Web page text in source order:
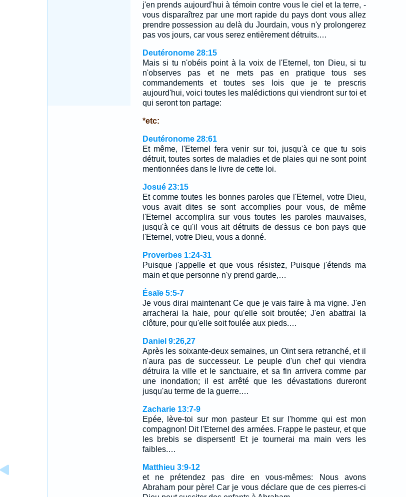
j'en prends aujourd'hui à témoin contre vous le ciel et la terre, -
vous disparaîtrez par une mort rapide du pays dont vous allez
prendre possession au delà du Jourdain, vous n'y prolongerez
pas vos jours, car vous serez entièrement détruits.…
Deutéronome 28:15
Mais si tu n'obéis point à la voix de l'Eternel, ton Dieu, si tu
n'observes pas et ne mets pas en pratique tous ses
commandements et toutes ses lois que je te prescris
aujourd'hui, voici toutes les malédictions qui viendront sur toi et
qui seront ton partage:
*etc:
Deutéronome 28:61
Et même, l'Eternel fera venir sur toi, jusqu'à ce que tu sois
détruit, toutes sortes de maladies et de plaies qui ne sont point
mentionnées dans le livre de cette loi.
Josué 23:15
Et comme toutes les bonnes paroles que l'Eternel, votre Dieu,
vous avait dites se sont accomplies pour vous, de même
l'Eternel accomplira sur vous toutes les paroles mauvaises,
jusqu'à ce qu'il vous ait détruits de dessus ce bon pays que
l'Eternel, votre Dieu, vous a donné.
Proverbes 1:24-31
Puisque j'appelle et que vous résistez, Puisque j'étends ma
main et que personne n'y prend garde,…
Ésaïe 5:5-7
Je vous dirai maintenant Ce que je vais faire à ma vigne. J'en
arracherai la haie, pour qu'elle soit broutée; J'en abattrai la
clôture, pour qu'elle soit foulée aux pieds.…
Daniel 9:26,27
Après les soixante-deux semaines, un Oint sera retranché, et il
n'aura pas de successeur. Le peuple d'un chef qui viendra
détruira la ville et le sanctuaire, et sa fin arrivera comme par
une inondation; il est arrêté que les dévastations dureront
jusqu'au terme de la guerre.…
Zacharie 13:7-9
Epée, lève-toi sur mon pasteur Et sur l'homme qui est mon
compagnon! Dit l'Eternel des armées. Frappe le pasteur, et que
les brebis se dispersent! Et je tournerai ma main vers les
faibles.…
Matthieu 3:9-12
et ne prétendez pas dire en vous-mêmes: Nous avons
Abraham pour père! Car je vous déclare que de ces pierres-ci